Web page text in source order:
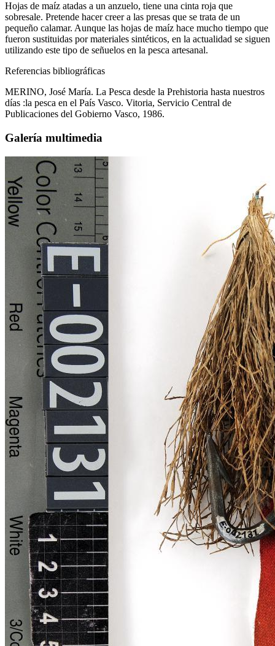
Hojas de maíz atadas a un anzuelo, tiene una cinta roja que
sobresale. Pretende hacer creer a las presas que se trata de un
pequeño calamar. Aunque las hojas de maíz hace mucho tiempo que
fueron sustituidas por materiales sintéticos, en la actualidad se siguen
utilizando este tipo de señuelos en la pesca artesanal.
Referencias bibliográficas
MERINO, José María. La Pesca desde la Prehistoria hasta nuestros
días :la pesca en el País Vasco. Vitoria, Servicio Central de
Publicaciones del Gobierno Vasco, 1986.
Galería multimedia